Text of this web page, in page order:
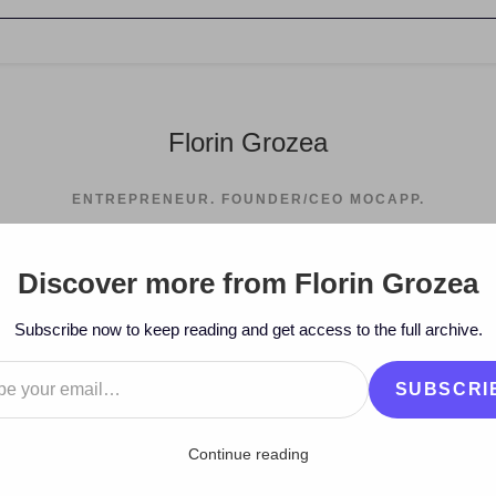
Florin Grozea
ENTREPRENEUR. FOUNDER/CEO MOCAPP.
Discover more from Florin Grozea
Subscribe now to keep reading and get access to the full archive.
Continue reading